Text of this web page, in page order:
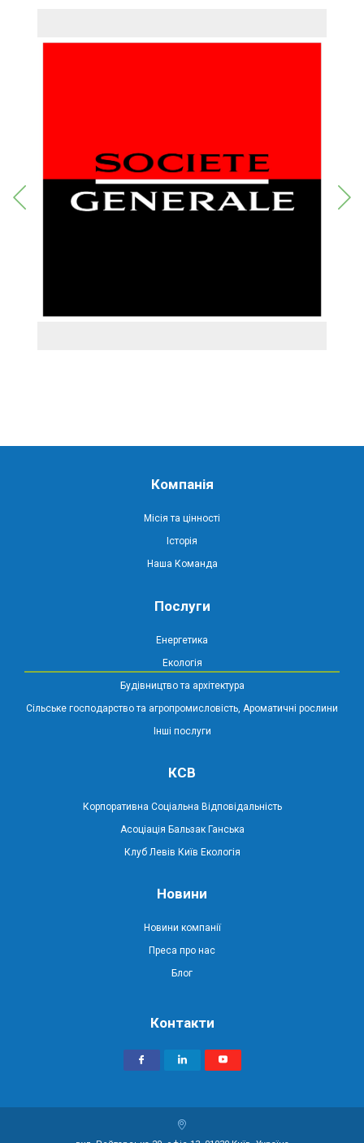
Компанія
Місія та цінності
Історія
Наша Команда
Послуги
Енергетика
Екологія
Будівництво та архітектура
Сільське господарство та агропромисловість, Ароматичні рослини
Інші послуги
КСВ
Корпоративна Соціальна Відповідальність
Асоціація Бальзак Ганська
Клуб Левів Київ Екологія
Новини
Новини компанії
Преса про нас
Блог
Контакти